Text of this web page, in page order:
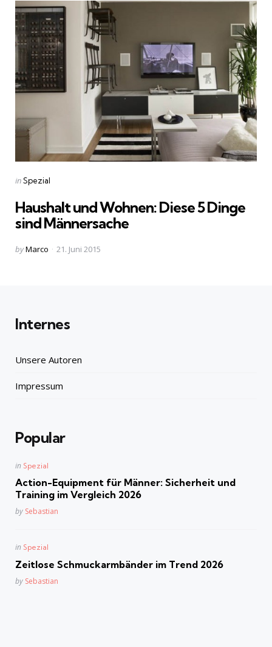
Categories
Posted
inSpezial
Haushalt und Wohnen: Diese 5 Dinge
sind Männersache
Posted
byMarco 21. Juni 2015
Internes
Unsere Autoren
Impressum
Popular
Posted
in Spezial
Action-Equipment für Männer: Sicherheit und
Training im Vergleich 2026
Posted
by Sebastian
Posted
in Spezial
Zeitlose Schmuckarmbänder im Trend 2026
Posted
by Sebastian